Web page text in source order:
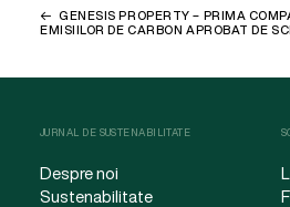
GENESIS PROPERTY – PRIMA
EMISIILOR DE CARBON APROBAT DE
JURNAL DE SUSTENABILITATE
Despre noi
Sustenabilitate